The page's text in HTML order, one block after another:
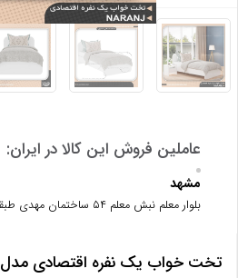
تخت خواب یک نفره اقتصادی مدل NARANJ
مشهد
بلوار معلم نبش معلم ۵۴ ساختمان مهدی طبقه ۱